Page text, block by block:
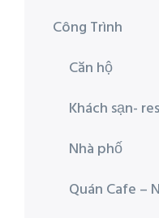
Công Trình
Căn hộ
Khách sạn-
Nhà phố
Quán Cafe –